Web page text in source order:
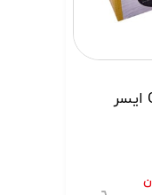
لنت ترمز جلو گک گونو G5 ایسر